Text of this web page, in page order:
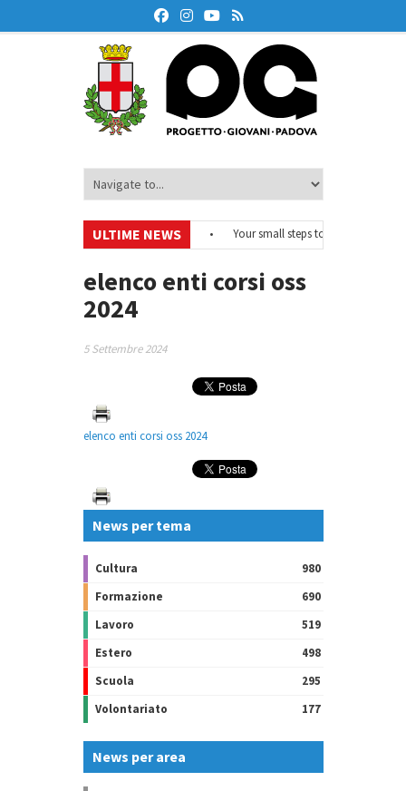
ULTIME NEWS
#EurodeskOnAir – Ciclo di webinar
Your small steps towards
educazione finanziaria
• Oxford Debate Lab – Borse di studio 2026/27
elenco enti corsi oss
2024
5 Settembre 2024
elenco enti corsi oss 2024
News per tema
Cultura
980
Formazione
690
Lavoro
519
Estero
498
Scuola
295
Volontariato
177
News per area